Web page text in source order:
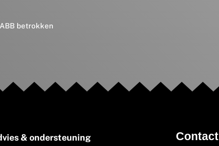
betrokken
& ondersteuning Contact